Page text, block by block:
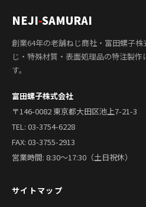
NEJI-SAMURAI
創業64年の老舗ねじ商社・富田螺子
じ・特殊材質・表面処理品の特注製
す。
富田螺子株式会社
〒146-0082 東京都大田区池上7-21-3
TEL: 03-3754-6228
FAX: 03-3755-2913
営業時間: 8:30〜17:30（土日祝休）
サイトマップ